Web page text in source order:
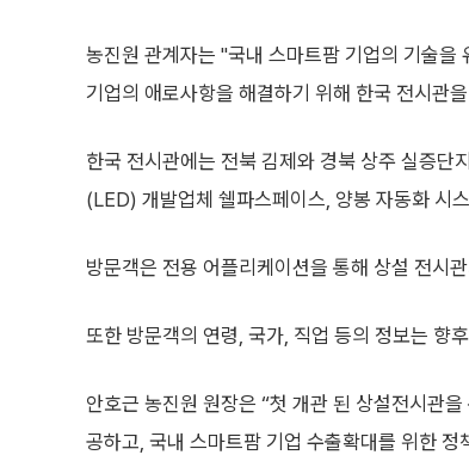
농진원 관계자는 "국내 스마트팜 기업의 기술을
기업의 애로사항을 해결하기 위해 한국 전시관
한국 전시관에는 전북 김제와 경북 상주 실증단
(LED) 개발업체 쉘파스페이스, 양봉 자동화 시
방문객은 전용 어플리케이션을 통해 상설 전시
또한 방문객의 연령, 국가, 직업 등의 정보는 향
안호근 농진원 원장은 “첫 개관 된 상설전시관
공하고, 국내 스마트팜 기업 수출확대를 위한 정